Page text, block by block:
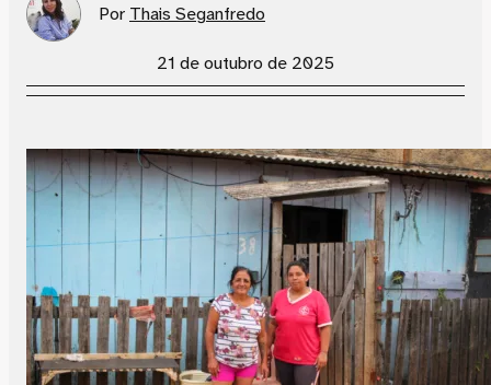
Por Thais Seganfredo
21 de outubro de 2025